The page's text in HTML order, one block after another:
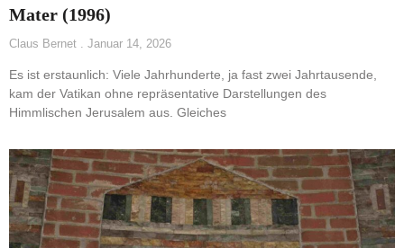
Mater (1996)
Claus Bernet Januar 14, 2026
Es ist erstaunlich: Viele Jahrhunderte, ja fast zwei Jahrtausende,
kam der Vatikan ohne repräsentative Darstellungen des
Himmlischen Jerusalem aus. Gleiches